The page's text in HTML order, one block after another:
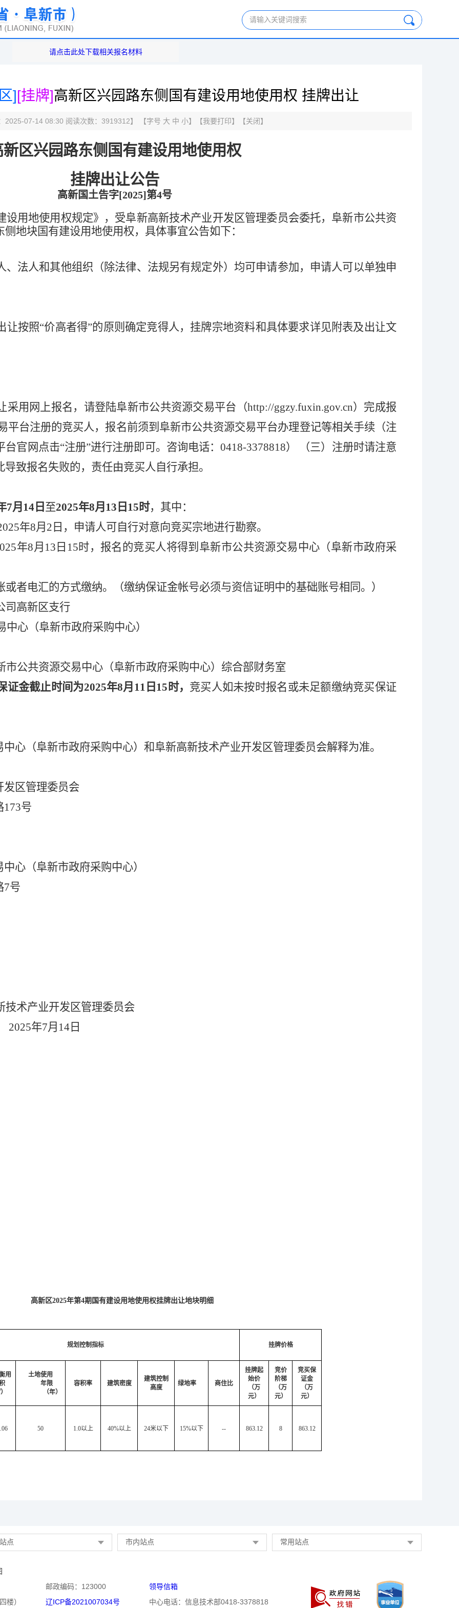
请输入关键词搜索
请点击此处下载相关报名材料
][挂牌]高新区兴园路东侧国有建设用地使用权 挂牌出让
2025-07-14 08:30 阅读次数： 3919312】 【字号 大 中 小】【我要打印】【关闭】
新区兴园路东侧 国有建设用地使用权
挂牌出让公告
高新国土告字[2025]第4号
用地使用权规定》，受阜新高新技术产业开发区管理委员会委托， 阜新市公共资
侧地块国有建设用地使用权，具体事宜公告如下：
、法人和其他组织（除法律、法规另有规定外）均可申请参加，申请人可以单独申
让按照“价高者得”的原则确定竞得人，挂牌宗地资料和具体要求详见附表及出让文
采用网上报名，请登陆阜新市公共资源交易平台（http://ggzy.fuxin.gov.cn）完成报
平台注册的竞买人，报名前须到阜新市公共资源交易平台办理登记等相关手续（注
官网点击“注册”进行注册即可。咨询电话：0418-3378818） （三）注册时请注意
致报名失败的，责任由竞买人自行承担。
7月 14 日 至2025年8月 13 日15时，其中：
5年8月 2 日，申请人可自行对意向竞买宗地进行勘察。
5年8月 13 日15时，报名的竞买人将得到阜新市公共资源交易中心（阜新市政府采
或者电汇的方式缴纳。 （缴纳保证金帐号必须与资信证明中的基础账号相同。 ）
司高新区支行
心（阜新市政府采购中心）
市公共资源交易中心（阜新市政府采购中心）综合部财务室
证金截止时间为2025年8月 11 日15时， 竞买人如未按时报名或未足额缴纳竞买保证
心（阜新市政府采购中心） 和阜新高新技术产业开发区管理委员会解释为准。
发区管理委员会
173号
心（阜新市政府采购中心）
7号
技术产业开发区管理委员会
2025年7月 14日
高新区2025年第4期国有建设用地使用权挂牌出让地块明细
规划控制指标 挂牌价格
用
土地使用
年限
（年）
容积率 建筑密度
建筑控制
高度
绿地率 商住比
挂牌起
始价
（万
元）
竞价
阶梯
（万
元）
竞买保
证金
（万
元）
50 1.0以上 40%以上 24米以下 15%以下 -- 863.12 8 863.12
点 市内站点 常用站点
楼）
邮政编码：123000
辽ICP备2021007034号
领导信箱
中心电话：信息技术部0418-3378818